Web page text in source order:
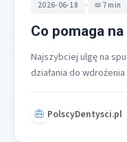
2026-06-18 • 7 min
Co pomaga
Najszybciej ulgę na
działania do
PolscyDentysci.pl